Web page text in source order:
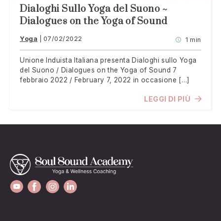
Dialoghi Sullo Yoga del Suono ~
Dialogues on the Yoga of Sound
Yoga 07/02/2022 1 min
Unione Induista Italiana presenta Dialoghi sullo Yoga
del Suono / Dialogues on the Yoga of Sound 7
febbraio 2022 / February 7, 2022 in occasione […]
LEGGI DI PIÙ